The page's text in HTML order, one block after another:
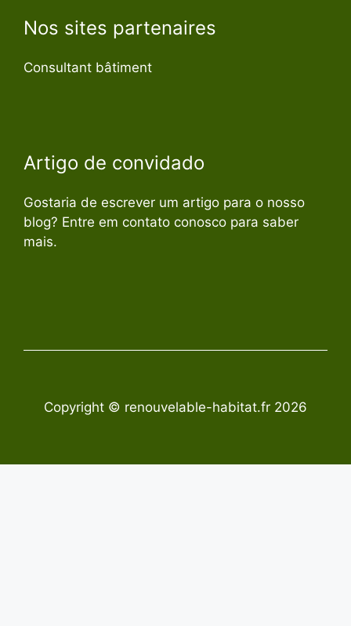
Nos sites partenaires
Consultant bâtiment
Artigo de convidado
Gostaria de escrever um artigo para o nosso
blog? Entre em contato conosco para saber
mais.
Copyright © renouvelable-habitat.fr 2026